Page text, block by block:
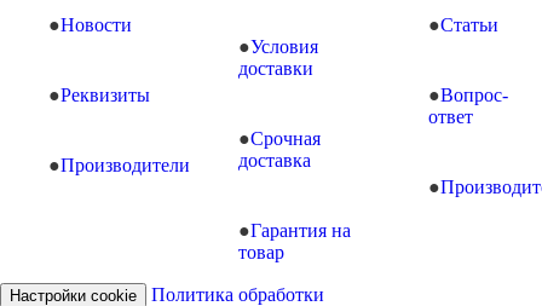
Новости
Реквизиты
Производители
Условия
доставки
Срочная
доставка
Гарантия на
товар
Статьи
Вопрос-
ответ
Настройки cookie
Политика обработки